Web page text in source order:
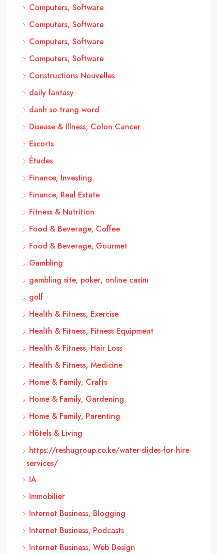
Computers, Software
Computers, Software
Computers, Software
Computers, Software
Constructions Nouvelles
daily fantasy
danh so trang word
Disease & Illness, Colon Cancer
Escorts
Études
Finance, Investing
Finance, Real Estate
Fitness & Nutrition
Food & Beverage, Coffee
Food & Beverage, Gourmet
Gambling
gambling site, poker, online casinı
golf
Health & Fitness, Exercise
Health & Fitness, Fitness Equipment
Health & Fitness, Hair Loss
Health & Fitness, Medicine
Home & Family, Crafts
Home & Family, Gardening
Home & Family, Parenting
Hôtels & Living
https://reshugroup.co.ke/water-slides-for-hire-
services/
IA
Immobilier
Internet Business, Blogging
Internet Business, Podcasts
Internet Business, Web Design